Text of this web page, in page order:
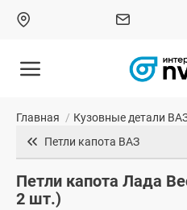
Главная / Кузовные детали
Петли капота ВАЗ
Петли капота Лада
2 шт.)